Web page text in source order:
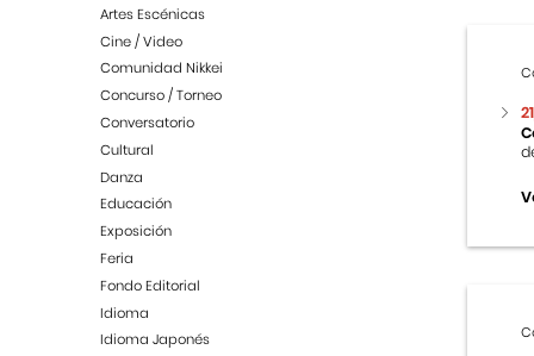
Artes Escénicas
Cine / Video
Comunidad Nikkei
Concurso / Torneo
Conversatorio
Cultural
Danza
Educación
Exposición
Feria
Fondo Editorial
Idioma
Idioma Japonés